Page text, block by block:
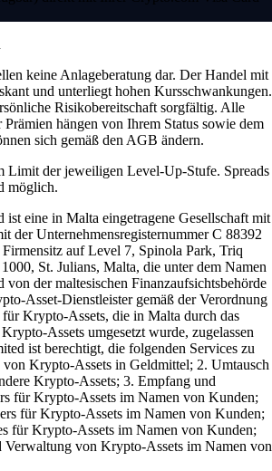
keine Anlageberatung dar. Der Handel mit
und unterliegt hohen Kursschwankungen.
Risikobereitschaft sorgfältig. Alle
Prämien hängen von Ihrem Status sowie dem
sich gemäß den AGB ändern.
Limit der jeweiligen Level-Up-Stufe. Spreads
möglich.
eine in Malta eingetragene Gesellschaft mit
der Unternehmensregisternummer C 88392
Firmensitz auf Level 7, Spinola Park, Triq
St. Julians, Malta, die unter dem Namen
von der maltesischen Finanzaufsichtsbehörde
Asset-Dienstleister gemäß der Verordnung
Krypto-Assets, die in Malta durch das
Assets umgesetzt wurde, zugelassen
ist berechtigt, die folgenden Services zu
Krypto-Assets in Geldmittel; 2. Umtausch
Krypto-Assets; 3. Empfang und
für Krypto-Assets im Namen von Kunden;
für Krypto-Assets im Namen von Kunden;
für Krypto-Assets im Namen von Kunden;
Verwaltung von Krypto-Assets im Namen von